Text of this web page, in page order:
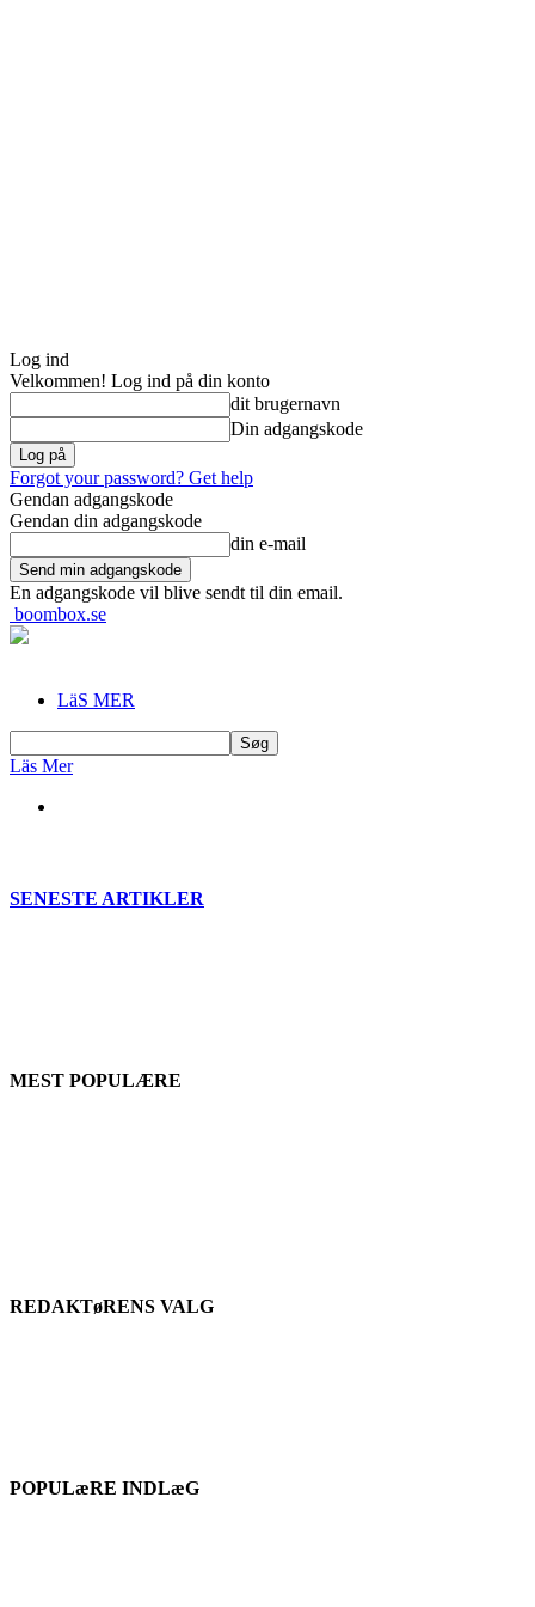
Log ind
Velkommen! Log ind på din konto
dit brugernavn
Din adgangskode
Forgot your password? Get help
Gendan adgangskode
Gendan din adgangskode
din e-mail
En adgangskode vil blive sendt til din email.
boombox.se
LäS MER
Läs Mer
SENESTE ARTIKLER
MEST POPULÆRE
REDAKTøRENS VALG
POPULæRE INDLæG